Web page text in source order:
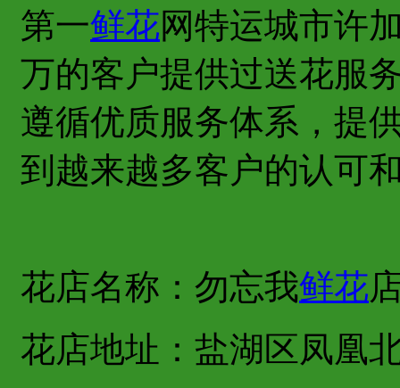
第一鲜花网特运城市许
万的客户提供过送花服
遵循优质服务体系，提
到越来越多客户的认可
花店名称：勿忘我鲜花
花店地址：盐湖区凤凰